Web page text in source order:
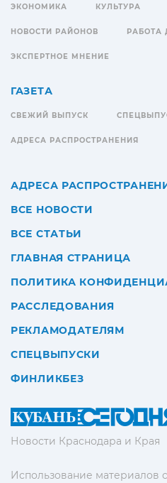
Новости Краснодара и Края
Использование материалов
ЭКОНОМИКА КУЛЬТУРА
НОВОСТИ РАЙОНОВ РАБОТА
ЭКСПЕРТНОЕ МНЕНИЕ
ГАЗЕТА
СВЕЖИЙ ВЫПУСК
АДРЕСА РАСПРОСТРАНЕНИЯ
АДРЕСА
ВСЕ НОВОСТИ
ВСЕ СТАТЬИ
ГЛАВНАЯ СТРАНИЦА
ПОЛИТИКА
РАССЛЕДОВАНИЯ
РЕКЛАМОДАТЕЛЯМ
СПЕЦВЫПУСКИ
ФИНЛИКБЕЗ